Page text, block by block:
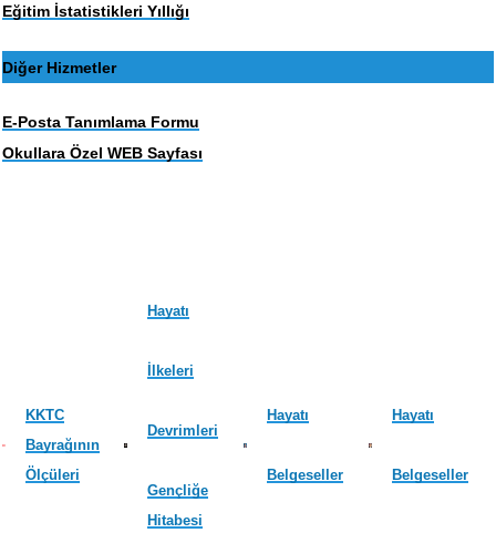
Eğitim İstatistikleri Yıllığı
Diğer Hizmetler
E-Posta Tanımlama Formu
Okullara Özel WEB Sayfası
KKTC
Bayrağının
Ölçüleri
Hayatı
İlkeleri
Devrimleri
Gençliğe
Hitabesi
Hayatı
Belgeseller
Hayatı
Belgeseller